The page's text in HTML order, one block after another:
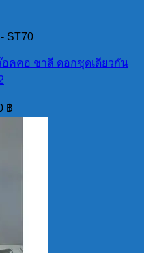
ST70
คคอ ชาลี ดอกชุดเดียวกัน
฿